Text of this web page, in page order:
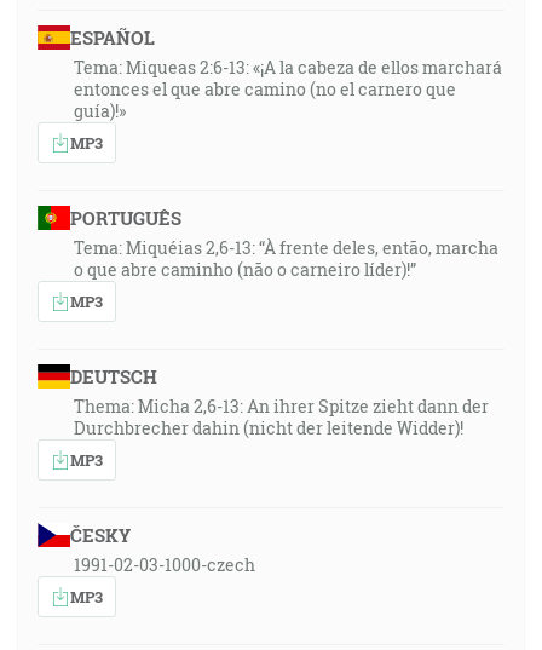
ESPAÑOL
Tema: Miqueas 2:6-13: «¡A la cabeza de ellos marchará
entonces el que abre camino (no el carnero que
guía)!»
MP3
PORTUGUÊS
Tema: Miquéias 2,6-13: “À frente deles, então, marcha
o que abre caminho (não o carneiro líder)!”
MP3
DEUTSCH
Thema: Micha 2,6-13: An ihrer Spitze zieht dann der
Durchbrecher dahin (nicht der leitende Widder)!
MP3
ČESKY
1991-02-03-1000-czech
MP3